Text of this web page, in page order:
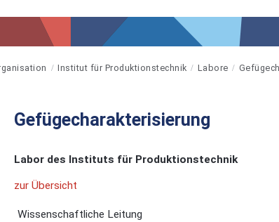
Institut für Produktionstechnik Labore
Gefügecharakterisierung
Labor des Instituts für Produktionstechnik
zur Übersicht
Wissenschaftliche Leitung